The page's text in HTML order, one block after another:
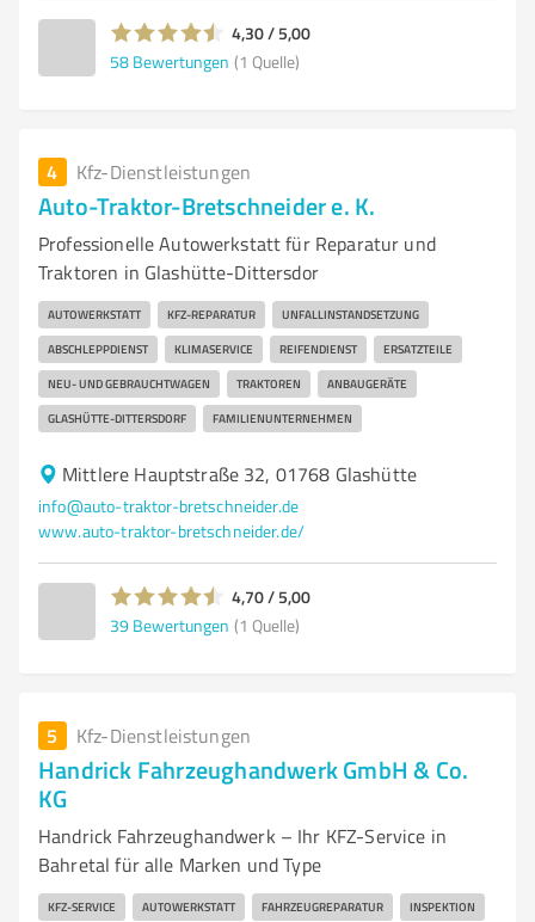
4,30 / 5,00
58 Bewertungen (1 Quelle)
4 Kfz-Dienstleistungen
Auto-Traktor-Bretschneider e. K.
Professionelle Autowerkstatt für Reparatur und
Traktoren in Glashütte-Dittersdor
AUTOWERKSTATT KFZ-REPARATUR UNFALLINSTANDSETZUNG
ABSCHLEPPDIENST KLIMASERVICE REIFENDIENST ERSATZTEILE
NEU- UND GEBRAUCHTWAGEN TRAKTOREN ANBAUGERÄTE
GLASHÜTTE-DITTERSDORF FAMILIENUNTERNEHMEN
Mittlere Hauptstraße 32, 01768 Glashütte
info@auto-traktor-bretschneider.de
www.auto-traktor-bretschneider.de/
4,70 / 5,00
39 Bewertungen (1 Quelle)
5 Kfz-Dienstleistungen
Handrick Fahrzeughandwerk GmbH & Co.
KG
Handrick Fahrzeughandwerk – Ihr KFZ-Service in
Bahretal für alle Marken und Type
KFZ-SERVICE AUTOWERKSTATT FAHRZEUGREPARATUR INSPEKTION